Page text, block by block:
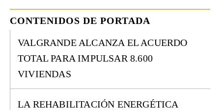
CONTENIDOS DE PORTADA
VALGRANDE ALCANZA EL ACUERDO
TOTAL PARA IMPULSAR 8.600
VIVIENDAS
LA REHABILITACIÓN ENERGÉTICA